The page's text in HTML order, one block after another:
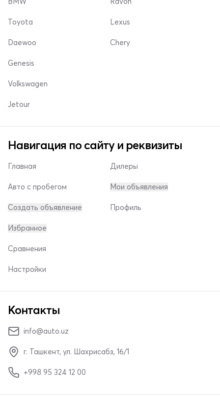
Toyota
Daewoo
Lexus
Chery
Genesis
Volkswagen
Jetour
Навигация по сайту и реквизиты
Главная
Авто с пробегом
Создать объявление
Дилеры
Мои объявления
Профиль
Избранное
Сравнения
Настройки
Контакты
info@auto.uz
г. Ташкент, ул. Шахрисабз, 16/1
+998 95 324 12 00